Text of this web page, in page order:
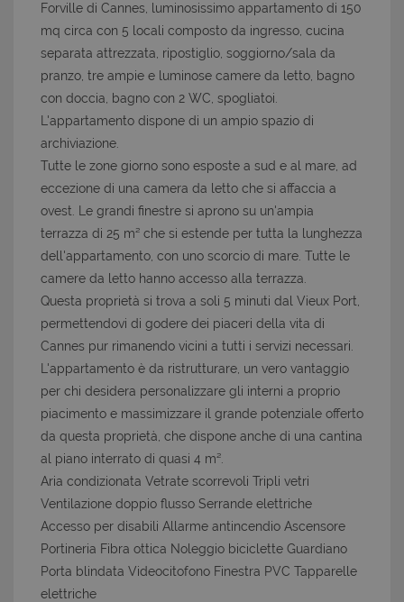
Forville di Cannes, luminosissimo appartamento di 150
mq circa con 5 locali composto da ingresso, cucina
separata attrezzata, ripostiglio, soggiorno/sala da
pranzo, tre ampie e luminose camere da letto, bagno
con doccia, bagno con 2 WC, spogliatoi.
L'appartamento dispone di un ampio spazio di
archiviazione.
Tutte le zone giorno sono esposte a sud e al mare, ad
eccezione di una camera da letto che si affaccia a
ovest. Le grandi finestre si aprono su un'ampia
terrazza di 25 m² che si estende per tutta la lunghezza
dell'appartamento, con uno scorcio di mare. Tutte le
camere da letto hanno accesso alla terrazza.
Questa proprietà si trova a soli 5 minuti dal Vieux Port,
permettendovi di godere dei piaceri della vita di
Cannes pur rimanendo vicini a tutti i servizi necessari.
L'appartamento è da ristrutturare, un vero vantaggio
per chi desidera personalizzare gli interni a proprio
piacimento e massimizzare il grande potenziale offerto
da questa proprietà, che dispone anche di una cantina
al piano interrato di quasi 4 m².
Aria condizionata Vetrate scorrevoli Tripli vetri
Ventilazione doppio flusso Serrande elettriche
Accesso per disabili Allarme antincendio Ascensore
Portineria Fibra ottica Noleggio biciclette Guardiano
Porta blindata Videocitofono Finestra PVC Tapparelle
elettriche